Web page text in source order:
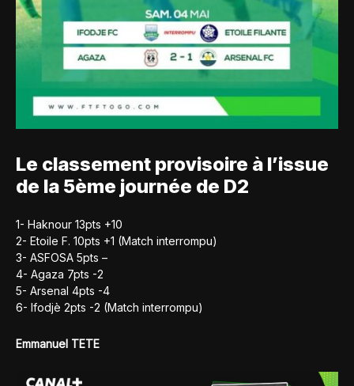
Le classement provisoire à l’issue
de la 5ème journée de D2
1- Haknour 13pts +10
2- Etoile F. 10pts +1 (Match interrompu)
3- ASFOSA 5pts –
4- Agaza 7pts -2
5- Arsenal 4pts -4
6- Ifodjè 2pts -2 (Match interrompu)
Emmanuel TETE